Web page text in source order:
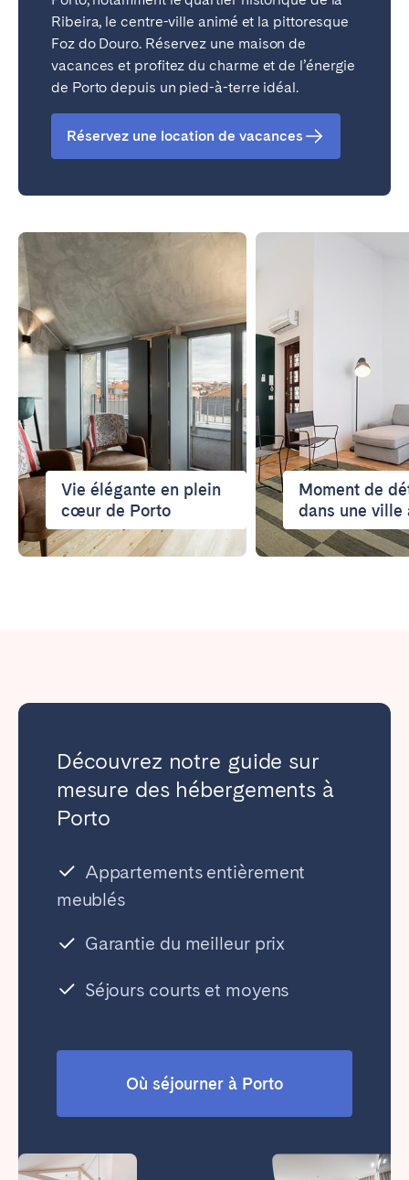
Ribeira, le centre-ville animé et la pittoresque
Foz do Douro. Réservez une maison de
vacances et profitez du charme et de l’énergie
de Porto depuis un pied-à-terre idéal.
Réservez une location de vacances
Vie élégante en plein
cœur de Porto
Moment de
dans une ville
Découvrez notre guide sur
mesure des hébergements à
Porto
Appartements entièrement
meublés
Garantie du meilleur prix
Séjours courts et moyens
Où séjourner à Porto